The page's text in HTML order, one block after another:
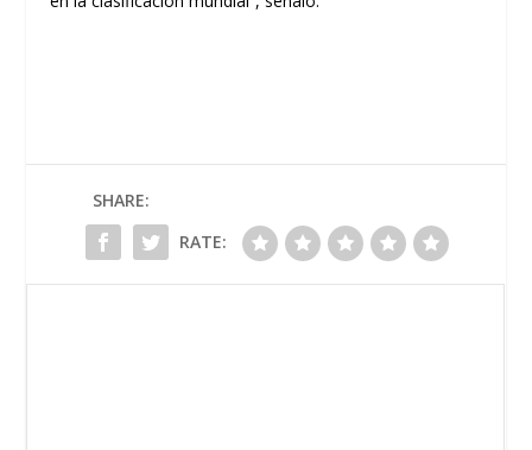
SHARE:
RATE: